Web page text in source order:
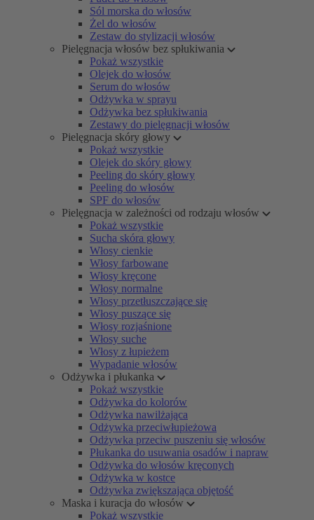
Sól morska do włosów
Żel do włosów
Zestaw do stylizacji włosów
Pielęgnacja włosów bez spłukiwania
Pokaż wszystkie
Olejek do włosów
Serum do włosów
Odżywka w sprayu
Odżywka bez spłukiwania
Zestawy do pielęgnacji włosów
Pielęgnacja skóry głowy
Pokaż wszystkie
Olejek do skóry głowy
Peeling do skóry głowy
Peeling do włosów
SPF do włosów
Pielęgnacja w zależności od rodzaju włosów
Pokaż wszystkie
Sucha skóra głowy
Włosy cienkie
Włosy farbowane
Włosy kręcone
Włosy normalne
Włosy przetłuszczające się
Włosy puszące się
Włosy rozjaśnione
Włosy suche
Włosy z łupieżem
Wypadanie włosów
Odżywka i płukanka
Pokaż wszystkie
Odżywka do kolorów
Odżywka nawilżająca
Odżywka przeciwłupieżowa
Odżywka przeciw puszeniu się włosów
Płukanka do usuwania osadów i napraw
Odżywka do włosów kręconych
Odżywka w kostce
Odżywka zwiększająca objętość
Maska i kuracja do włosów
Pokaż wszystkie